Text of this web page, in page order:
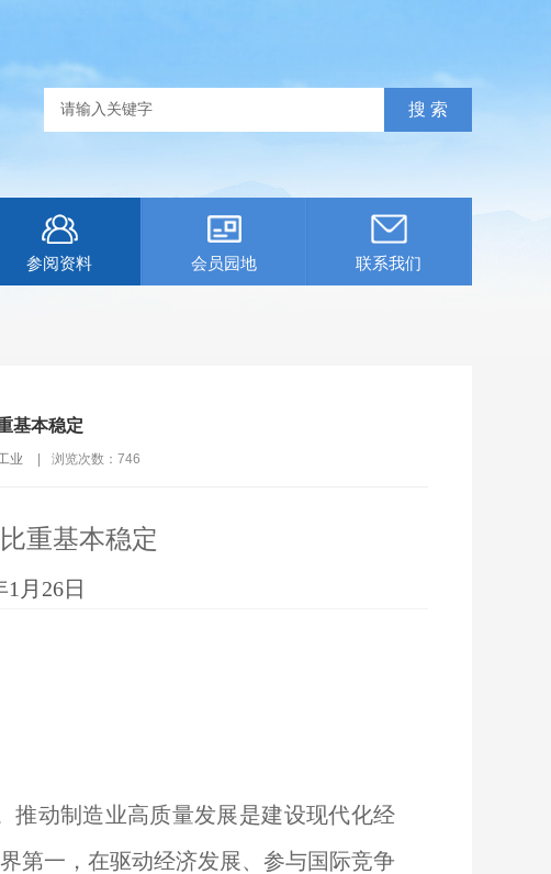
参阅资料 会员园地 联系我们
基本稳定
业 浏览次数： 746
重基本稳定
月26日
推动制造业高质量发展是建设现代化经
第一，在驱动经济发展、参与国际竞争